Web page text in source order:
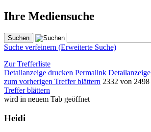
Ihre Mediensuche
Suche verfeinern (Erweiterte Suche)
Zur Trefferliste
Detailanzeige drucken Permalink Detailanzeige
zum vorherigen Treffer blättern 2332 von 2498
Treffer blättern
wird in neuem Tab geöffnet
Heidi